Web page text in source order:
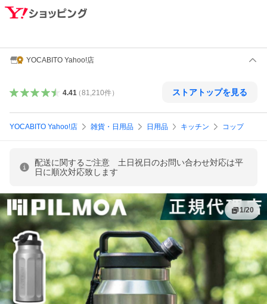
YOCABITO Yahoo!店
4.41（81,210件） ストアトップを見る
YOCABITO Yahoo!店 雑貨・日用品 日用品 キッチン コップ
配送に関するご注意 土日祝日のお問い合わせ対応は平
日に順次対応致します
1/20